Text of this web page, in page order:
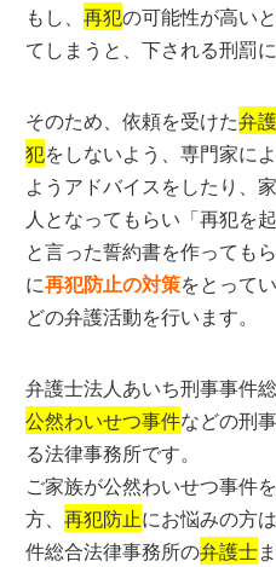
もし、再犯の可能性が高い
てしまうと、下される刑罰
そのため、依頼を受けた弁
犯をしないよう、専門家に
ようアドバイスをしたり、
人となってもらい「再犯を
と言った誓約書を作っても
に再犯防止の対策をとって
どの弁護活動を行います。
弁護士法人あいち刑事事件
公然わいせつ事件などの刑
る法律事務所です。
ご家族が公然わいせつ事件
方、再犯防止にお悩みの方
件総合法律事務所の弁護士